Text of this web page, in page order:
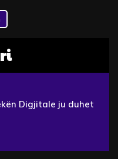
Digjitale ju duhet